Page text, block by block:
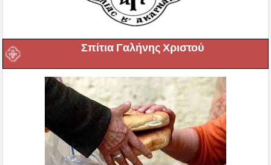
Σπίτια Γαλήνης Χριστού